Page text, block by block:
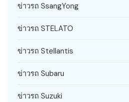
ข่าวรถ SsangYong
ข่าวรถ STELATO
ข่าวรถ Stellantis
ข่าวรถ Subaru
ข่าวรถ Suzuki